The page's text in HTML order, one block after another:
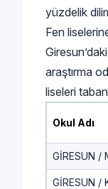
yüzdelik
Fen
araştırma
liseleri
Okul Adı
GİRESUN /
GİRESUN /